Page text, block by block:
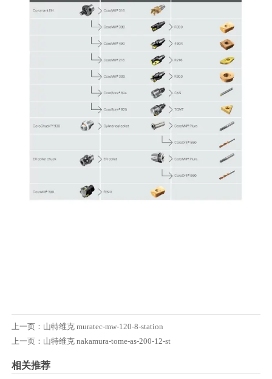
上一页： 山特维克 muratec-mw-120-8-station
上一页： 山特维克 nakamura-tome-as-200-12-st
相关推荐